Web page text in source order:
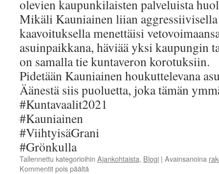
olevien kaupunkilaisten palveluista
Mikäli Kauniainen liian
kaavoituksella menettäisi
asuinpaikkana, häviää yksi kaupungin
on samalla tie kuntaveron korotuksiin.
Pidetään Kauniainen houkuttelevana
Äänestä siis puoluetta, joka tämän
#Kuntavaalit2021
#Kauniainen
#ViihtyisäGrani
#Grönkulla
Tallennettu kategorioihin Ajankohtaista, Blogi | Avainsanoina
Kommentit pois päältä